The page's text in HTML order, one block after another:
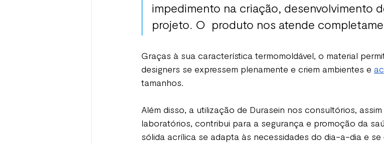
impedimento na criação, desenvolvimento
projeto. O  produto nos atende
Graças à sua característica termomoldável, o material
designers se expressem plenamente e criem ambientes e
tamanhos.
Além disso, a utilização de Durasein nos consultórios,
laboratórios, contribui para a segurança e promoção da
sólida acrílica se adapta às necessidades do dia-a-dia e